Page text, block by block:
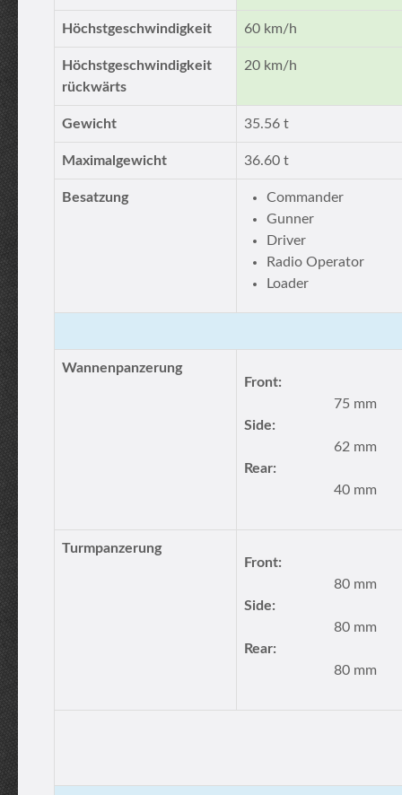
Höchstgeschwindigkeit 60 km/h
Höchstgeschwindigkeit
rückwärts
20 km/h
Gewicht 35.56 t
Maximalgewicht 36.60 t
Besatzung
Commander
Gunner
Driver
Radio Operator
Loader
Wannenpanzerung
Front:
75 mm
Side:
62 mm
Rear:
40 mm
Turmpanzerung
Front:
80 mm
Side:
80 mm
Rear:
80 mm